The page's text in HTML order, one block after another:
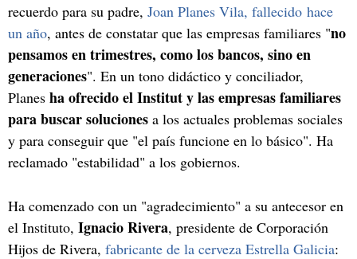
recuerdo para su padre, Joan Planes Vila, fallecido hace
un año, antes de constatar que las empresas familiares "no
pensamos en trimestres, como los bancos, sino en
generaciones". En un tono didáctico y conciliador,
Planes ha ofrecido el Institut y las empresas familiares
para buscar soluciones a los actuales problemas sociales
y para conseguir que "el país funcione en lo básico". Ha
reclamado "estabilidad" a los gobiernos.
Ha comenzado con un "agradecimiento" a su antecesor en
el Instituto, Ignacio Rivera, presidente de Corporación
Hijos de Rivera, fabricante de la cerveza Estrella Galicia: